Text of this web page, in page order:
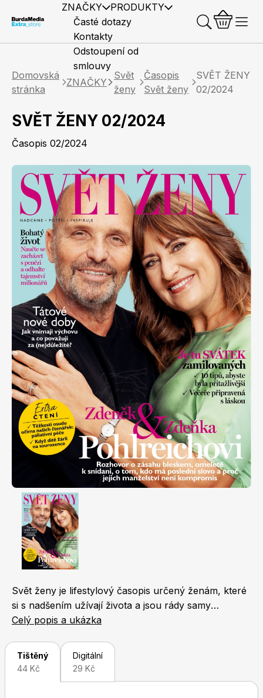
ZNAČKY PRODUKTY
Marianne
Apetit
Svět ženy
Elle Decoration
Marianne Bydlení
Marianne Venkov & styl
Naše krásná zahrada
Chip
Knihy Merch
Časté dotazy
Kontakty
Odstoupení od
smlouvy
Domovská
stránka
ZNAČKY
Svět
ženy
Časopis
Svět ženy
SVĚT ŽENY
02/2024
SVĚT ŽENY 02/2024
Časopis 02/2024
Svět ženy je lifestylový časopis určený ženám, které
si s nadšením užívají života a jsou rády samy
sebou. Jeho koncept je unikátní. Čtenářky v něm
životního stylu, ale také zajímavosti z oblasti
bytového designu, cestování a gastronomie. Každý
měsíc přináší i rozhovor s oblíbenou českou
Celý popis a ukázka
Tištěný
44 Kč
Digitální
29 Kč